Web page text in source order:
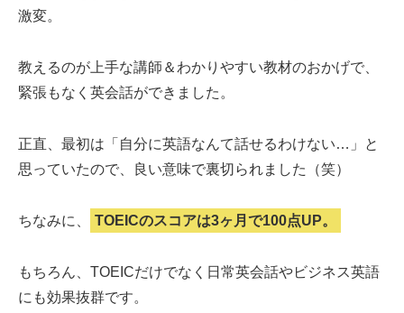
激変。
教えるのが上手な講師＆わかりやすい教材のおかげで、
緊張もなく英会話ができました。
正直、最初は「自分に英語なんて話せるわけない…」と
思っていたので、良い意味で裏切られました（笑）
ちなみに、 TOEICのスコアは3ヶ月で100点UP。
もちろん、TOEICだけでなく日常英会話やビジネス英語
にも効果抜群です。